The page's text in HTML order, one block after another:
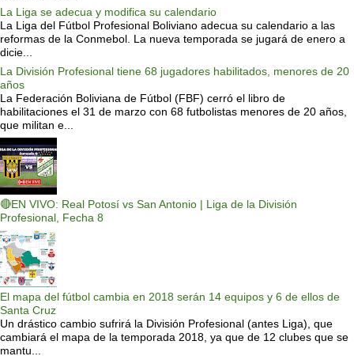
La Liga se adecua y modifica su calendario
La Liga del Fútbol Profesional Boliviano adecua su calendario a las
reformas de la Conmebol. La nueva temporada se jugará de enero a
dicie...
La División Profesional tiene 68 jugadores habilitados, menores de 20
años
La Federación Boliviana de Fútbol (FBF) cerró el libro de
habilitaciones el 31 de marzo con 68 futbolistas menores de 20 años,
que militan e...
🔴EN VIVO: Real Potosí vs San Antonio | Liga de la División
Profesional, Fecha 8
El mapa del fútbol cambia en 2018 serán 14 equipos y 6 de ellos de
Santa Cruz
Un drástico cambio sufrirá la División Profesional (antes Liga), que
cambiará el mapa de la temporada 2018, ya que de 12 clubes que se
mantu...